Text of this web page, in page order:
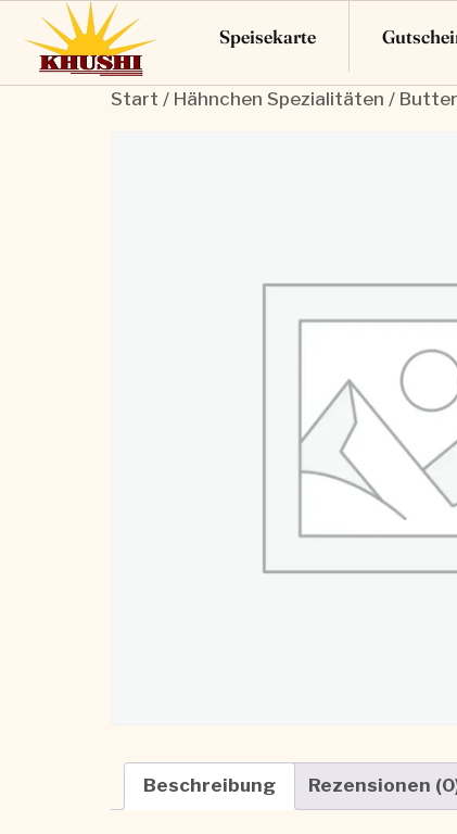
Speisekarte
Start / Hähnchen Spezialitäten /
Beschreibung Rezensionen